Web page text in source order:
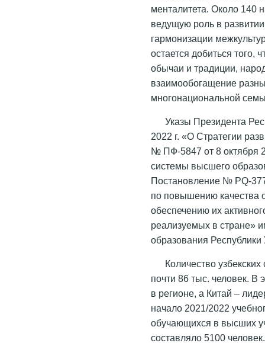
менталитета. Около 140
ведущую роль в
гармонизации
остается добиться того,
обычаи и традиции,
взаимообогащение
многонациональной
Указы Президента
2022 г. «О Стратегии
№ ПФ-5847 от 8 октября
системы высшего
Постановление № PQ-
по повышению качества
обеспечению их
реализуемых в стране»
образования Республики
Количество
почти 86 тыс. человек. В
в регионе, а Китай –
начало 2021/2022
обучающихся в высших
составляло 5100